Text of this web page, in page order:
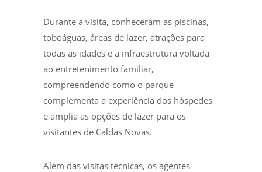
Durante a visita, conheceram as piscinas,
toboáguas, áreas de lazer, atrações para
todas as idades e a infraestrutura voltada
ao entretenimento familiar,
compreendendo como o parque
complementa a experiência dos hóspedes
e amplia as opções de lazer para os
visitantes de Caldas Novas.
Além das visitas técnicas, os agentes